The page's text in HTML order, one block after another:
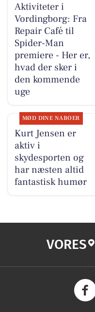
Aktiviteter i
Vordingborg: Fra
Repair Café til
Spider-Man
premiere - Her er,
hvad der sker i
den kommende
uge
MØD DINE NABOER
Kurt Jensen er
aktiv i
skydesporten og
har næsten altid
fantastisk humør
VORES